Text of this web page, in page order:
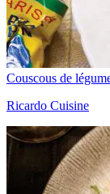
Couscous de
Ricardo Cuisine